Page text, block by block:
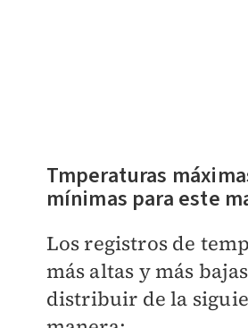
Tmperaturas
mínimas para este
Los registros de
más altas y más
distribuir de la